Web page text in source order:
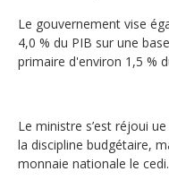
Le gouvernement vise
4,0 % du PIB sur une
primaire d'environ 1,5 %
Le ministre s’est réjoui
la discipline budgétaire,
monnaie nationale le cedi.